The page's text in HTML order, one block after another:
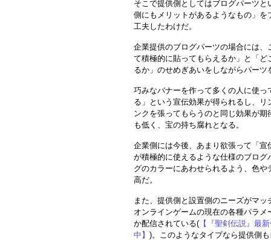
そこで提供側としてはブログパーツ
側にもメリットがあるようなもの」
工夫したわけだ。
企業提供のブログパーツの場合には
て積極的に貼ってもらえるか」と「
るか」のせめぎあいをしながらパー
巧みなバナーを作って多くの人に使
る」という宣伝効果が得られるし、
ンクを張ってもらうのと同じ効果が
も低く、宝の持ち腐れとなる。
企業側には今後、あまり欲張って「
が積極的に使えるような仕様のブロ
グのカラーにあわせられるよう、色
高だ。
また、提供側と設置側のニーズがマ
オンラインゲームの現在の各種パラ
か配信されている( 【『聖剣伝説』最
中】 )。このようなタイプなら提供側